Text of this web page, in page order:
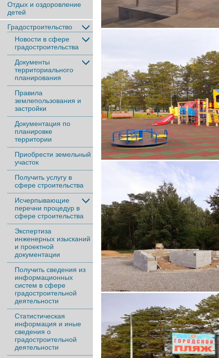
Отдых и оздоровление
детей
Градостроительство
Новости в сфере
градостроительства
Документы
территориального
планирования
Правила
землепользования и
застройки
Документация по
планировке
территории
Приобрести земельный
участок
Получить услугу в
сфере строительства
Исчерпывающие
перечни процедур в
сфере строительства
Экспертиза
инженерных изысканий
и проектной
документации
Получить сведения из
информационных
систем в сфере
градостроительной
деятельности
Статистическая
информация и иные
сведения о
градостроительной
деятельности